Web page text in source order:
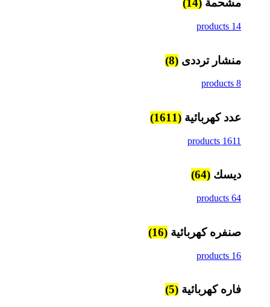
مشحمة (14)
14 products
منشار ترددى (8)
8 products
عدد كهربائية (1611)
1611 products
ديسك (64)
64 products
صنفره كهربائية (16)
16 products
فاره كهربائية (5)